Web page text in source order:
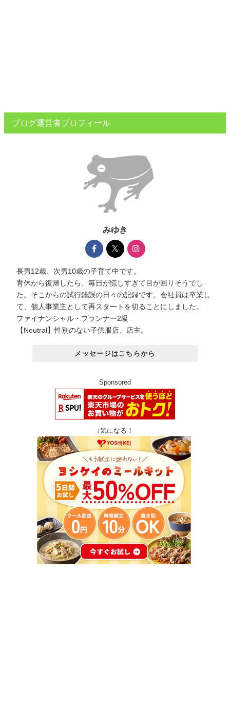
ブログ運営者プロフィール
みゆき
長男12歳、次男10歳の子育て中です。
育休から復帰したら、毎日が慌しすぎて目が回りそうでし
た。そこからの試行錯誤の日々の記録です。会社員は卒業し
て、個人事業主として再スタートを切ることにしました。
ファイナンシャル・プランナー2級
【Neutral】性別のない子供服店、店主。
メッセージはこちらから
Sponsored
↓気になる！